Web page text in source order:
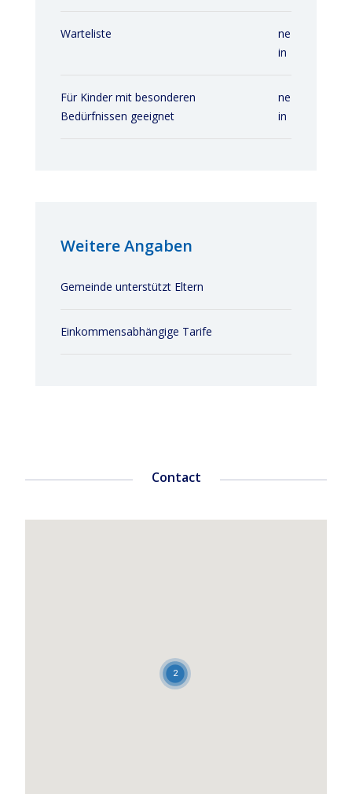
Warteliste
ne
in
Für Kinder mit besonderen
Bedürfnissen geeignet
ne
in
Weitere Angaben
Gemeinde unterstützt Eltern
Einkommensabhängige Tarife
Contact
2